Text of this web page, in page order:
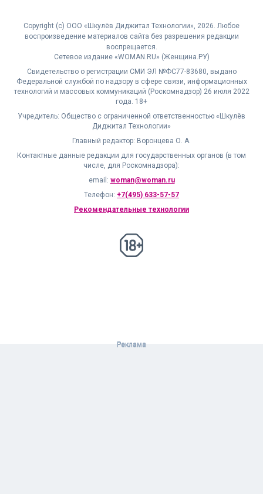
Copyright (с) ООО «Шкулёв Диджитал Технологии», 2026. Любое
воспроизведение материалов сайта без разрешения редакции
воспрещается.
Сетевое издание «WOMAN.RU» (Женщина.РУ)
Свидетельство о регистрации СМИ ЭЛ №ФС77-83680, выдано
Федеральной службой по надзору в сфере связи, информационных
технологий и массовых коммуникаций (Роскомнадзор) 26 июля 2022
года. 18+
Учредитель: Общество с ограниченной ответственностью «Шкулёв
Диджитал Технологии»
Главный редактор: Воронцева О. А.
Контактные данные редакции для государственных органов (в том
числе, для Роскомнадзора):
email: woman@woman.ru
Телефон: +7(495) 633-57-57
Рекомендательные технологии
18+